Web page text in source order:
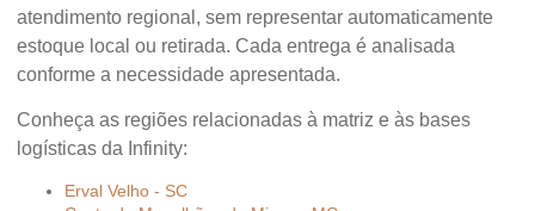
atendimento regional, sem representar automaticamente
estoque local ou retirada. Cada entrega é analisada
conforme a necessidade apresentada.
Conheça as regiões relacionadas à matriz e às bases
logísticas da Infinity:
Erval Velho - SC